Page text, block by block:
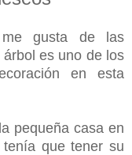
gusta de las
es uno de los
en esta
pequeña casa en
que tener su